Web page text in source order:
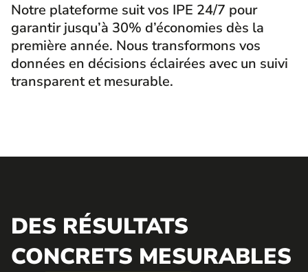
Notre plateforme suit vos IPE 24/7 pour
garantir jusqu’à 30% d’économies dès la
première année. Nous transformons vos
données en décisions éclairées avec un suivi
transparent et mesurable.
DES RÉSULTATS
CONCRETS MESURABLES